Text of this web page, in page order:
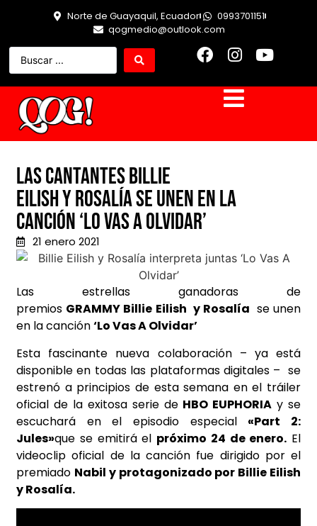
Norte de Guayaquil, Ecuador
0993701151
qogmedio@outlook.com
Las cantantes Billie
Eilish y Rosalía se unen en la
canción ‘Lo Vas A Olvidar’
21 enero 2021
Las estrellas ganadoras de
premios GRAMMY Billie Eilish y Rosalía se unen
en la canción‘Lo Vas A Olvidar’
Esta fascinante nueva colaboración – ya está
disponible en todas las plataformas digitales – se
estrenó a principios de esta semana en el tráiler
oficial de la exitosa serie de HBO EUPHORIA y se
escuchará en el episodio especial «Part 2:
Jules»que se emitirá el próximo 24 de enero. El
videoclip oficial de la canción fue dirigido por el
premiado Nabil y protagonizado por Billie Eilish
y Rosalía.